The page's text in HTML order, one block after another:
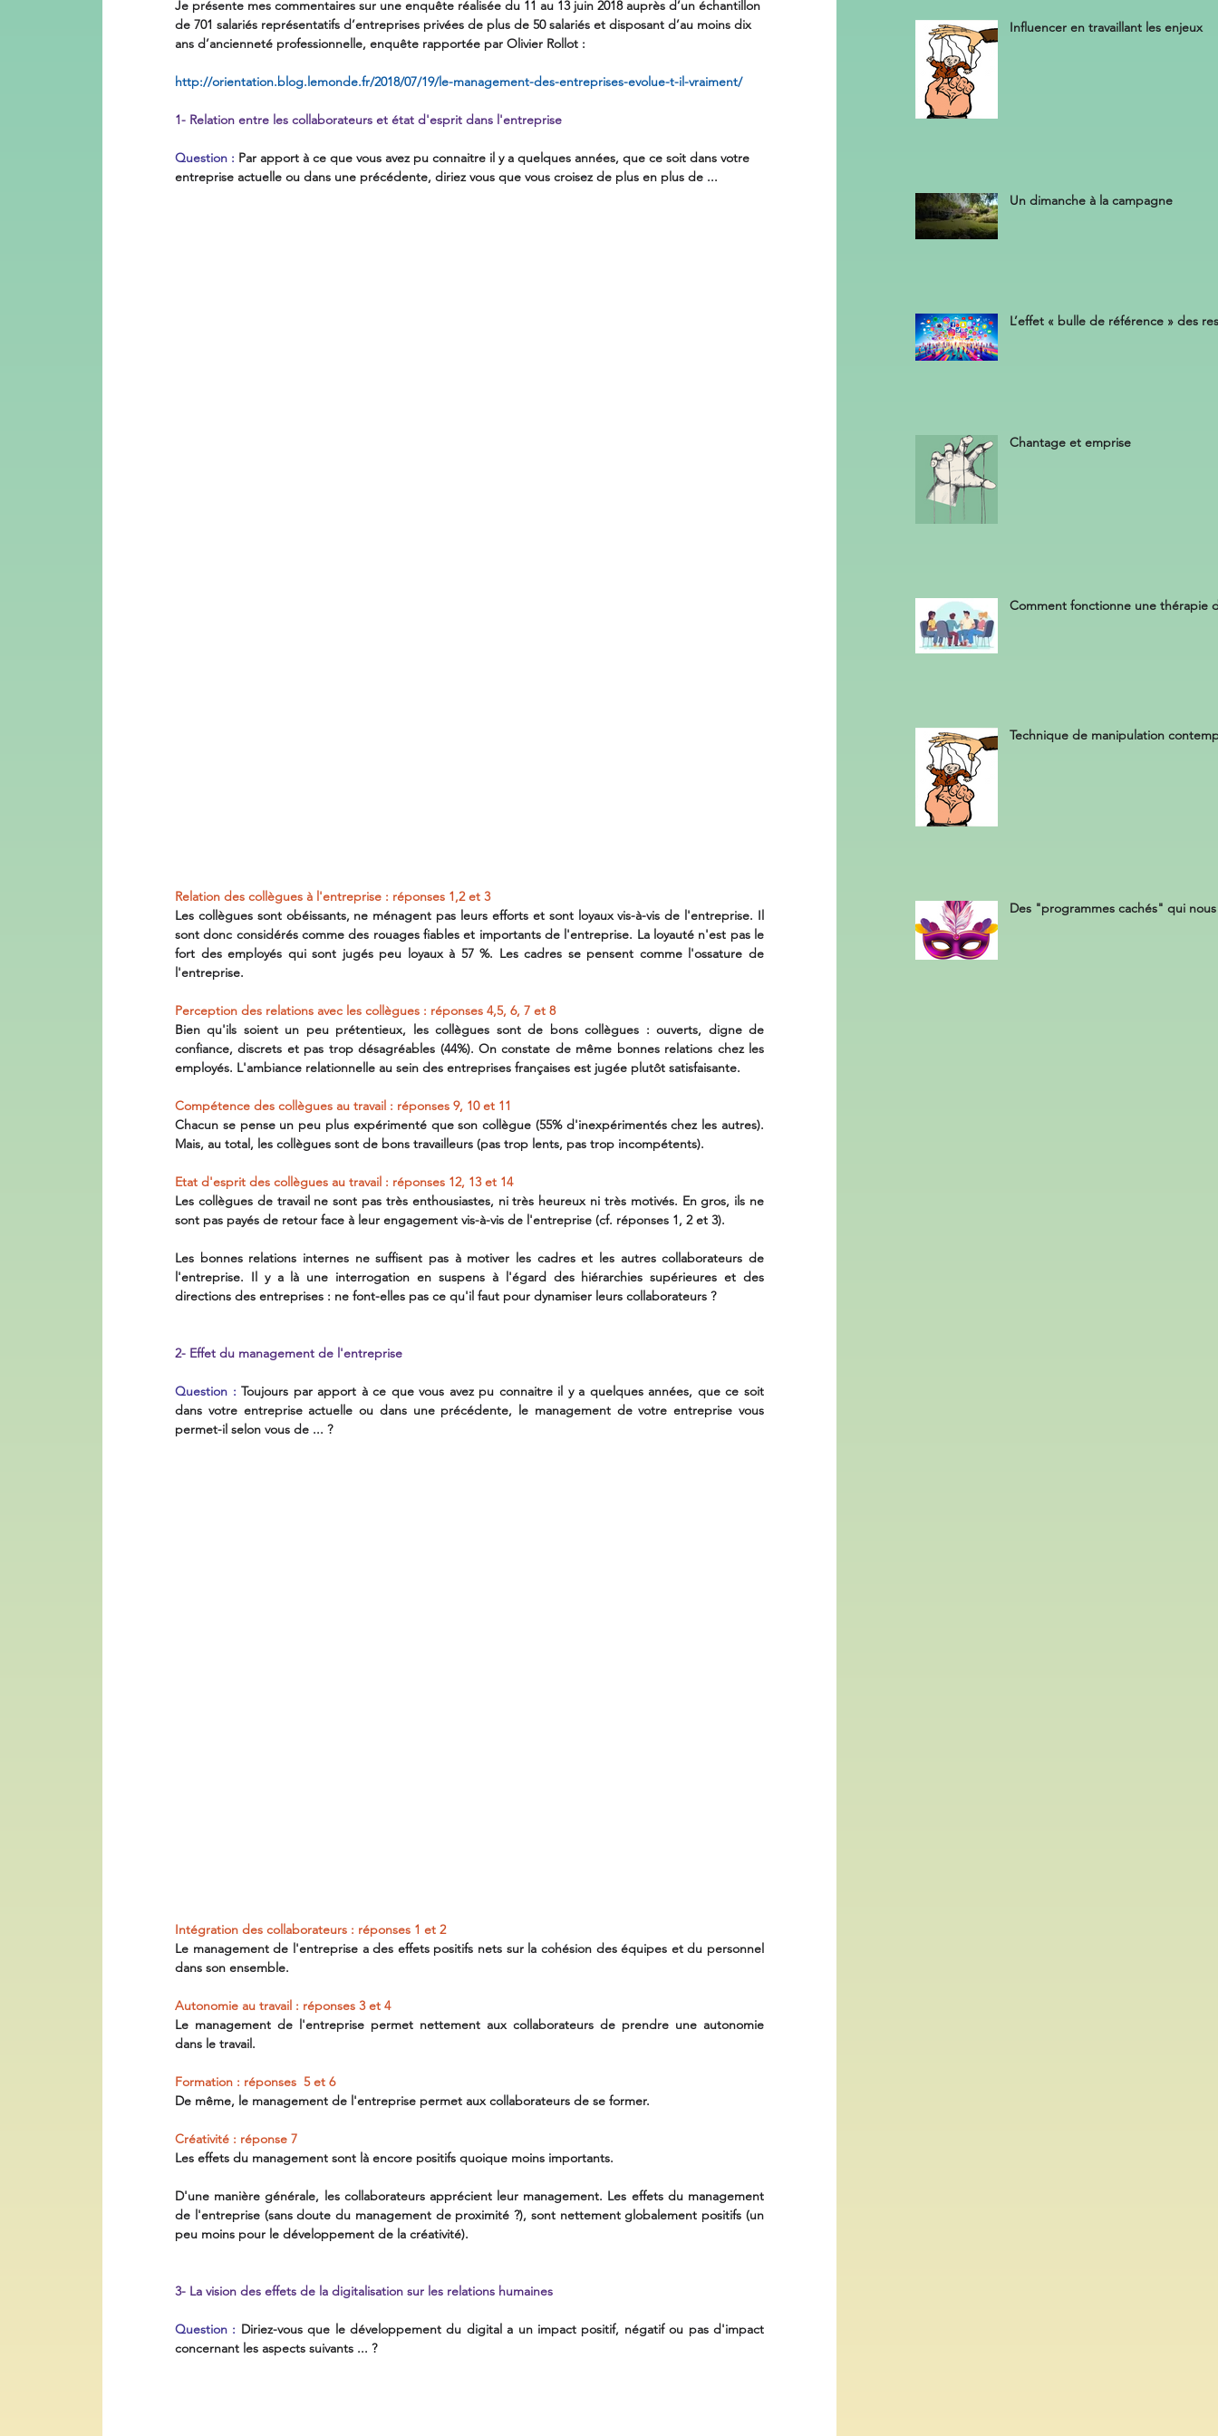
Je présente mes commentaires sur une enquête réalisée du 11 au 13 juin 2018 auprès d’un échantillon
de 701 salariés représentatifs d’entreprises privées de plus de 50 salariés et disposant d’au moins dix
ans d’ancienneté professionnelle, enquête rapportée par Olivier Rollot :
http://orientation.blog.lemonde.fr/2018/07/19/le-management-des-entreprises-evolue-t-il-vraiment/
1- Relation entre les collaborateurs et état d'esprit dans l'entreprise
Question : Par apport à ce que vous avez pu connaitre il y a quelques années, que ce soit dans votre
entreprise actuelle ou dans une précédente, diriez vous que vous croisez de plus en plus de ...
Relation des collègues à l'entreprise : réponses 1,2 et 3
Les collègues sont obéissants, ne ménagent pas leurs efforts et sont loyaux vis-à-vis de l'entreprise. Il
sont donc considérés comme des rouages fiables et importants de l'entreprise. La loyauté n'est pas le
fort des employés qui sont jugés peu loyaux à 57 %. Les cadres se pensent comme l'ossature de
l'entreprise.
Perception des relations avec les collègues : réponses 4,5, 6, 7 et 8
Bien qu'ils soient un peu prétentieux, les collègues sont de bons collègues : ouverts, digne de
confiance, discrets et pas trop désagréables (44%). On constate de même bonnes relations chez les
employés. L'ambiance relationnelle au sein des entreprises françaises est jugée plutôt satisfaisante.
Compétence des collègues au travail : réponses 9, 10 et 11
Chacun se pense un peu plus expérimenté que son collègue (55% d'inexpérimentés chez les autres).
Mais, au total, les collègues sont de bons travailleurs (pas trop lents, pas trop incompétents).
Etat d'esprit des collègues au travail : réponses 12, 13 et 14
Les collègues de travail ne sont pas très enthousiastes, ni très heureux ni très motivés. En gros, ils ne
sont pas payés de retour face à leur engagement vis-à-vis de l'entreprise (cf. réponses 1, 2 et 3).
Les bonnes relations internes ne suffisent pas à motiver les cadres et les autres collaborateurs de
l'entreprise. Il y a là une interrogation en suspens à l'égard des hiérarchies supérieures et des
directions des entreprises : ne font-elles pas ce qu'il faut pour dynamiser leurs collaborateurs ?
2- Effet du management de l'entreprise
Question : Toujours par apport à ce que vous avez pu connaitre il y a quelques années, que ce soit
dans votre entreprise actuelle ou dans une précédente, le management de votre entreprise vous
permet-il selon vous de ... ?
Intégration des collaborateurs : réponses 1 et 2
Le management de l'entreprise a des effets positifs nets sur la cohésion des équipes et du personnel
dans son ensemble.
Autonomie au travail : réponses 3 et 4
Le management de l'entreprise permet nettement aux collaborateurs de prendre une autonomie
dans le travail.
Formation : réponses  5 et 6
De même, le management de l'entreprise permet aux collaborateurs de se former.
Créativité : réponse 7
Les effets du management sont là encore positifs quoique moins importants.
D'une manière générale, les collaborateurs apprécient leur management. Les effets du management
de l'entreprise (sans doute du management de proximité ?), sont nettement globalement positifs (un
peu moins pour le développement de la créativité).
3- La vision des effets de la digitalisation sur les relations humaines
Question : Diriez-vous que le développement du digital a un impact positif, négatif ou pas d'impact
concernant les aspects suivants ... ?
Influencer en travaillant les enjeux
Un dimanche à la campagne
L’effet « bulle de référence » des
Chantage et emprise
Comment fonctionne une thérapie
Technique de manipulation
Des "programmes cachés" qui